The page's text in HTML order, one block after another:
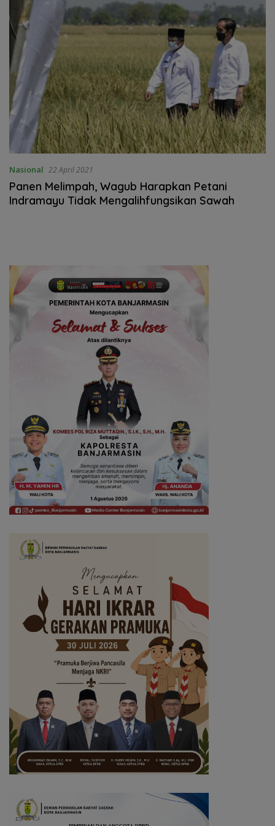
Nasional 22 April 2021
Panen Melimpah, Wagub Harapkan Petani
Indramayu Tidak Mengalihfungsikan Sawah